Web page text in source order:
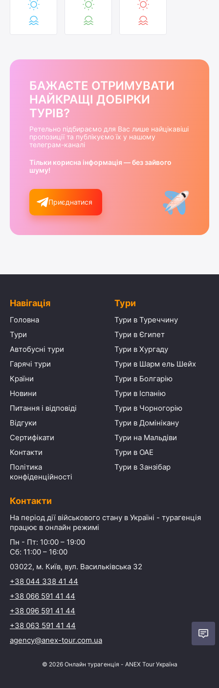
БАЖАЄТЕ ОТРИМУВАТИ
НАЙКРАЩІ ДОБІРКИ
ТУРІВ?
Ретельно підбираємо для Вас лише найцікавіші
пропозиції та публікуємо їх у нашому
телеграм-каналі
Тільки корисна інформація — без зайвого
шуму!
Приєднатися
Навігація
Головна
Тури
Автобусні тури
Гарячі тури
Країни
Новини
Питання і відповіді
Відгуки
Сертифікати
Контакти
Політика
конфіденційності
Тури
Тури в Туреччину
Тури в Єгипет
Тури в Хургаду
Тури в Шарм ель Шейх
Тури в Болгарію
Тури в Іспанію
Тури в Чорногорію
Тури в Домінікану
Тури на Мальдіви
Тури в ОАЕ
Тури в Занзібар
Контакти
На період дії військового стану в Україні - турагенція
працює в онлайн режимі
Пн - Пт: 10:00 – 19:00
Сб: 11:00 – 16:00
03022, м. Київ, вул. Васильківська 32
+38 044 338 41 44
+38 066 591 41 44
+38 096 591 41 44
+38 063 591 41 44
agency@anex-tour.com.ua
© 2026 Онлайн турагенція - ANEX Tour Україна